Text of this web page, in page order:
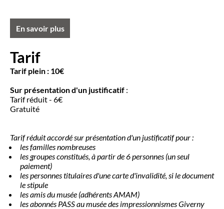
En savoir plus
Tarif
Tarif plein : 10€
Sur présentation d'un justificatif :
Tarif réduit - 6€
Gratuité
Tarif réduit accordé sur présentation d'un justificatif pour :
les familles nombreuses
les groupes constitués, à partir de 6 personnes (un seul
paiement)
les personnes titulaires d'une carte d'invalidité, si le document
le stipule
les amis du musée (adhérents AMAM)
les abonnés PASS au musée des impressionnismes Giverny